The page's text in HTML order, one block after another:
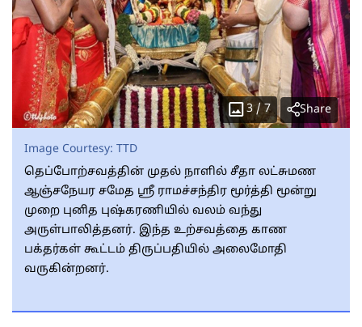
3/ 7 Share
Image Courtesy: TTD
தெப்போற்சவத்தின் முதல் நாளில் சீதா லட்சுமண
ஆஞ்சநேயர சமேத ஸ்ரீ ராமச்சந்திர மூர்த்தி மூன்று
முறை புனித புஷ்கரணியில் வலம் வந்து
அருள்பாலித்தனர். இந்த உற்சவத்தை காண
பக்தர்கள் கூட்டம் திருப்பதியில் அலைமோதி
வருகின்றனர்.